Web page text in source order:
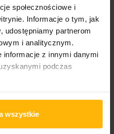
społecznościowe i
Informacje o tym, jak
udostępniamy partnerom
i analitycznym.
informacje z innymi danymi
podczas
wszystkie